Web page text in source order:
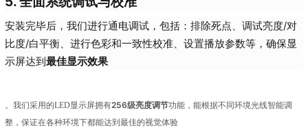
安装完毕后，我们进行通电调试，包括：排除死点、调试亮度/对
比度/白平衡、进行色彩和一致性校准、设置播放参数等，确保显
示屏达到最佳显示效果
。我们采用的LED显示屏拥有256级亮度调节功能，能根据不同环境光线智能调
整，保证在各种环境下都能达到最佳的视觉体验